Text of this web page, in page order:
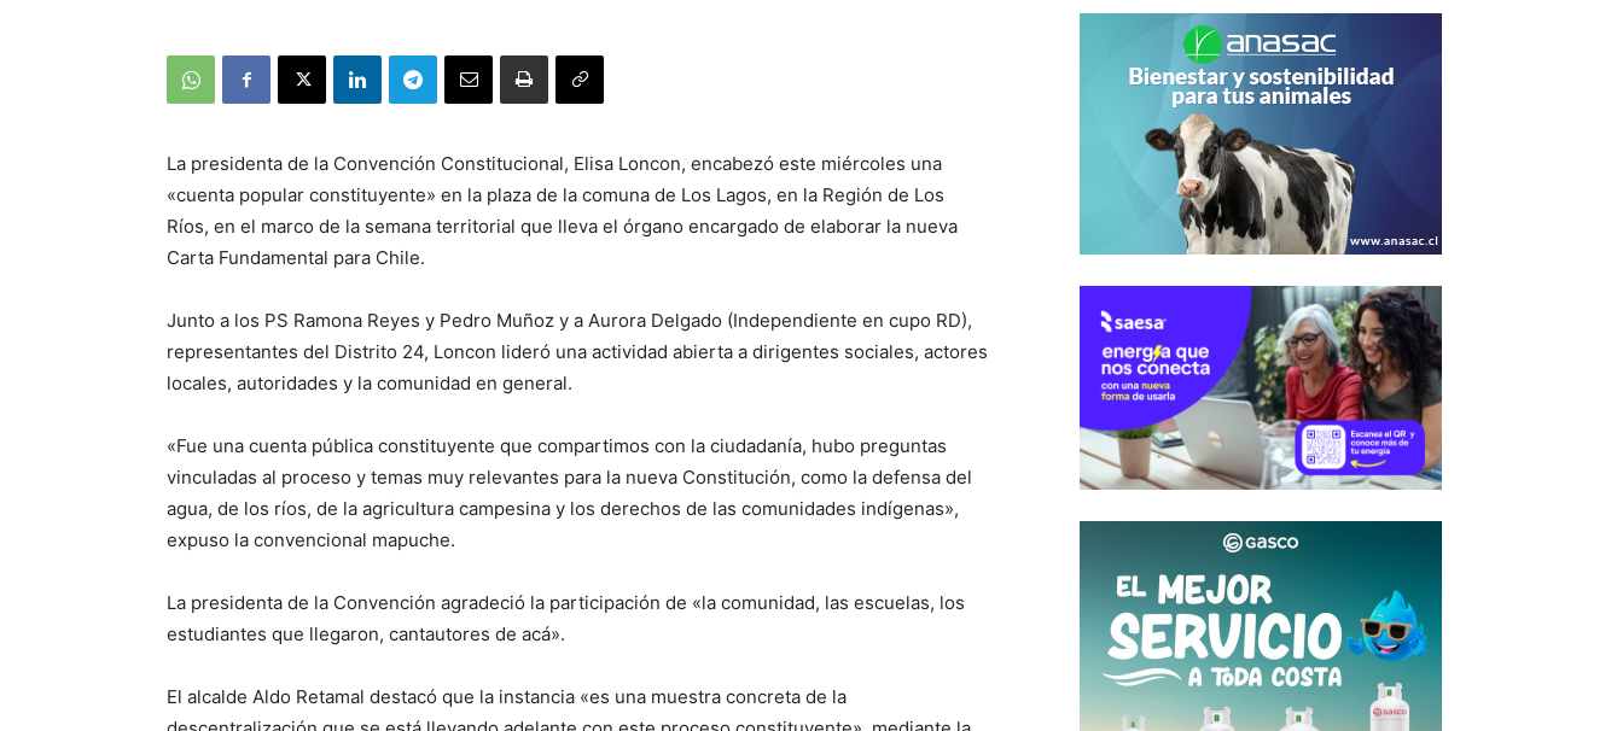
La presidenta de la Convención Constitucional, Elisa Loncon, encabezó este miércoles una
«cuenta popular constituyente» en la plaza de la comuna de Los Lagos, en la Región de Los
Ríos, en el marco de la semana territorial que lleva el órgano encargado de elaborar la nueva
Carta Fundamental para Chile.
Junto a los PS Ramona Reyes y Pedro Muñoz y a Aurora Delgado (Independiente en cupo RD),
representantes del Distrito 24, Loncon lideró una actividad abierta a dirigentes sociales, actores
locales, autoridades y la comunidad en general.
«Fue una cuenta pública constituyente que compartimos con la ciudadanía, hubo preguntas
vinculadas al proceso y temas muy relevantes para la nueva Constitución, como la defensa del
agua, de los ríos, de la agricultura campesina y los derechos de las comunidades indígenas»,
expuso la convencional mapuche.
La presidenta de la Convención agradeció la participación de «la comunidad, las escuelas, los
estudiantes que llegaron, cantautores de acá».
El alcalde Aldo Retamal destacó que la instancia «es una muestra concreta de la